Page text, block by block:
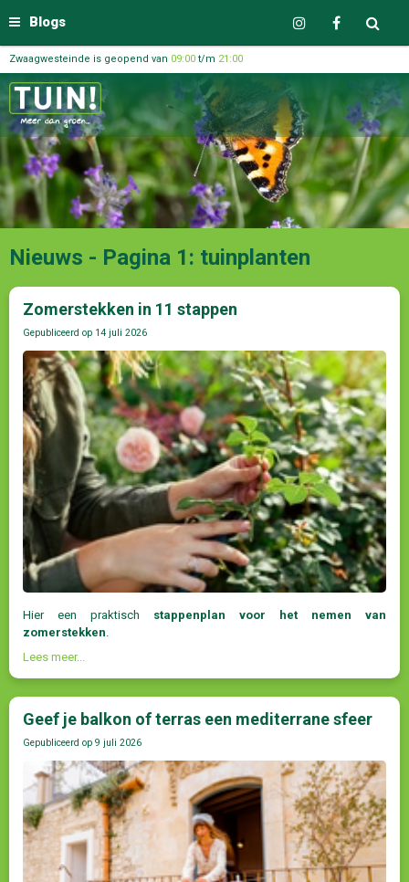
Blogs
Zwaagwesteinde is geopend van 09:00 t/m 21:00
Nieuws - Pagina 1: tuinplanten
Zomerstekken in 11 stappen
Gepubliceerd op 14 juli 2026
Hier een praktisch stappenplan voor het nemen van
zomerstekken
Lees meer...
Geef je balkon of terras een mediterrane sfeer
Gepubliceerd op 9 juli 2026